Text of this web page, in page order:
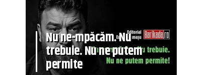
Nu ne-mpăcăm. Nu
trebuie. Nu ne putem
permite